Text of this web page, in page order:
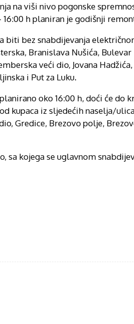
na viši nivo pogonske
h planiran je godišnji
biti bez snabdijevanja
Branislava Nušića,
veći dio, Jovana
i Put za Luku.
oko 16:00 h, doći će do
kupaca iz sljedećih naselja/
Gredice, Brezovo polje,
sa kojega se uglavnom